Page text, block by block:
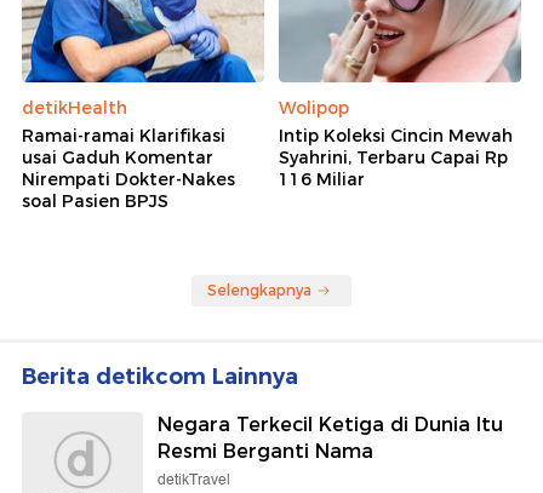
detikHealth
Ramai-ramai Klarifikasi
usai Gaduh Komentar
Nirempati Dokter-Nakes
soal Pasien BPJS
Wolipop
Intip Koleksi Cincin Mewah
Syahrini, Terbaru Capai Rp
116 Miliar
Selengkapnya
Berita detikcom Lainnya
Negara Terkecil Ketiga di Dunia Itu
Resmi Berganti Nama
detikTravel